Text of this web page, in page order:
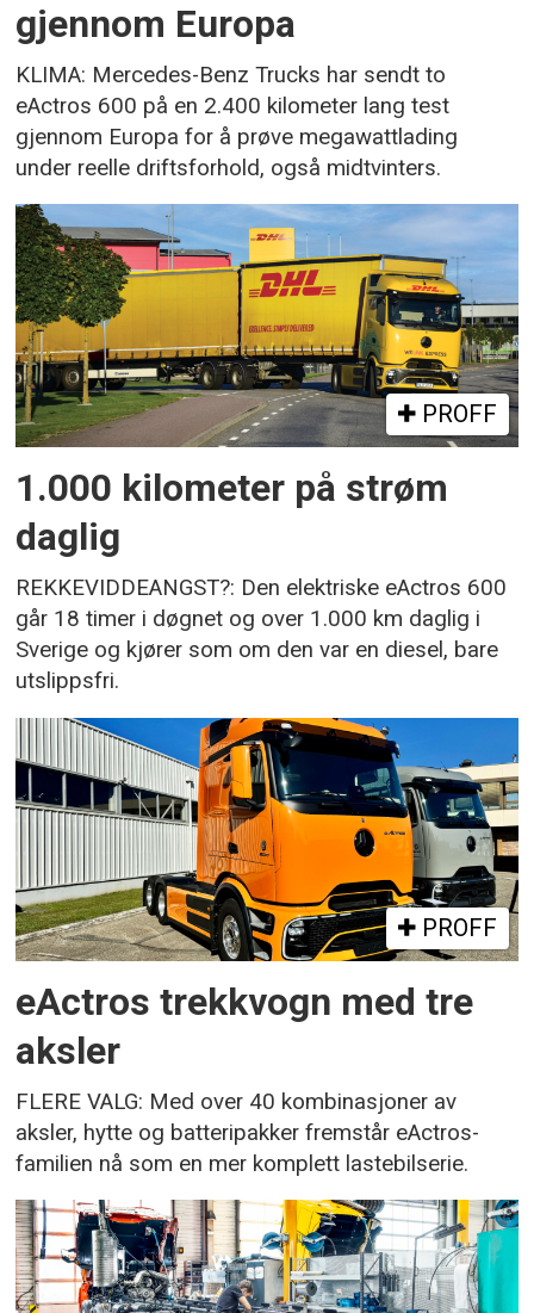
gjennom Europa
KLIMA: Mercedes-Benz Trucks har sendt to
eActros 600 på en 2.400 kilometer lang test
gjennom Europa for å prøve megawattlading
under reelle driftsforhold, også midtvinters.
PROFF
1.000 kilometer på strøm
daglig
REKKEVIDDEANGST?: Den elektriske eActros 600
går 18 timer i døgnet og over 1.000 km daglig i
Sverige og kjører som om den var en diesel, bare
utslippsfri.
PROFF
eActros trekkvogn med tre
aksler
FLERE VALG: Med over 40 kombinasjoner av
aksler, hytte og batteripakker fremstår eActros-
familien nå som en mer komplett lastebilserie.